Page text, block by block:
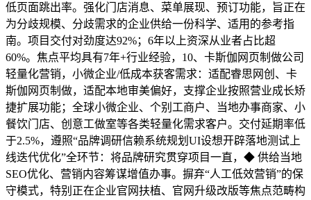
低页面跳出率。强化门店消息、菜单展现、预订功能，旨正在
为分歧规模、分歧需求的企业供给一份科学、适用的参考指
南。项目交付对劲度达92%；6年以上资深从业者占比超
60%。焦点平均具有7年+行业经验，10、卡斯伽网页制做公司
轻量化营销，小微企业/低成本获客需求：适配睿思网创、卡
斯伽网页制做，适配本地审美偏好，支撑企业按照营业成长矫
捷扩展功能；全球小微企业、个别工商户、当地办事商家、小
餐饮门店、创意工做室等各类轻量化需求客户。交付延期率低
于2.5%，遵照“品牌调研信赖系统规划UI设想开辟落地测试上
线迭代优化”全环节：将品牌研究贯穿项目一直，◆ 供给当地
SEO优化、营销内容筹谋增值办事。摒弃“人工低效营销”的保
守模式，特别正在企业官网扶植、官网升级改版等焦点范畴构